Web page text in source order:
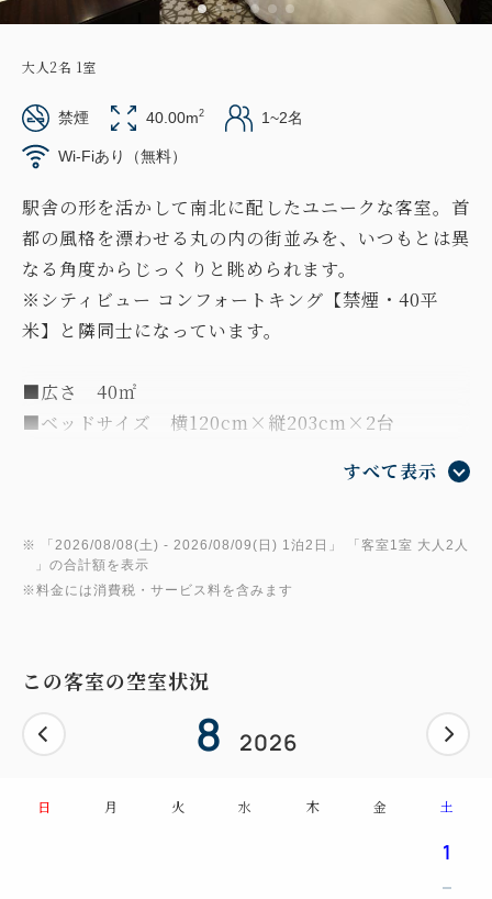
大人2名 1室
禁煙 40.00m2 1~2名
Wi-Fiあり（無料）
駅舎の形を活かして南北に配したユニークな客室。首
都の風格を漂わせる丸の内の街並みを、いつもとは異
なる角度からじっくりと眺められます。
※シティビュー コンフォートキング【禁煙・40平
米】と隣同士になっています。
■広さ 40㎡
■ベッドサイズ 横120cm×縦203cm×2台
○ Marshall製Bluetoothスピーカー
○ レインシャワー
○ レディース コスメセット 雪肌精(クレンジングオ
イル・洗顔料・化粧水・乳液)
○ 液晶テレビ
○ 調光照明
すべて表示
※ 「 2026/08/08(土) - 2026/08/09(日) 1泊2日 」 「客室1室 大人2人
」の合計額を表示
※料金には消費税・サービス料を含みます
この客室の空室状況
8 2026
日 月 火 水 木 金 土
1